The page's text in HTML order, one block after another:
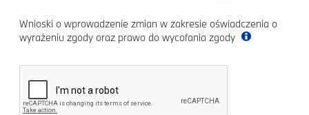
Wnioski o wprowadzenie zmian w zakresie oświadczenia o
wyrażeniu zgody oraz prawo do wycofania zgody